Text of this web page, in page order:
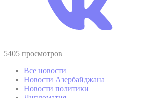
5405 просмотров
Все новости
Новости Азербайджана
Новости политики